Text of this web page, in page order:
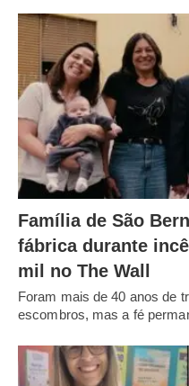
Família de São
fábrica durante
mil no The Wall
Foram mais de 40 anos de
escombros, mas a fé